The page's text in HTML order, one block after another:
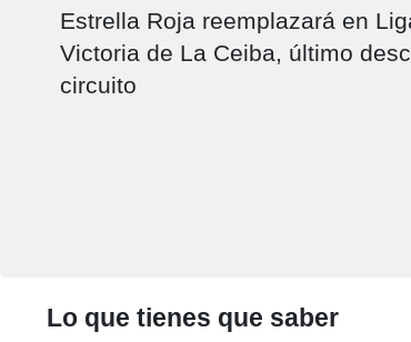
Estrella Roja reemplazará en
Victoria de La Ceiba, último
circuito
Lo que tienes que saber